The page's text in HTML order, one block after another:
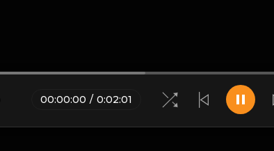
00:00:00 / 0:02:01